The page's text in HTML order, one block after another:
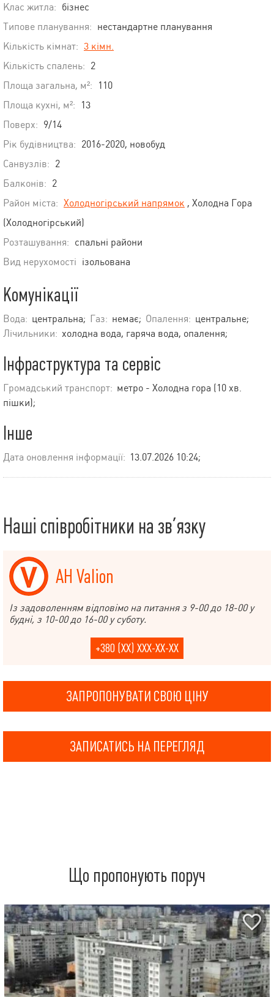
Клас житла: бізнес
Типове планування: нестандартне планування
Кількість кімнат: 3 кімн.
Кількість спалень: 2
Площа загальна, м²:
110
Площа кухні, м²:
13
Поверх: 9/14
Рік будівництва: 2016-2020, новобуд
Санвузлів: 2
Балконів: 2
Район міста: Холодногірський напрямок , Холодна Гора
(Холодногірський)
Розташування: спальні райони
Вид нерухомості ізольована
Комунікації
Вода: центральна; Газ: немає; Опалення: центральне;
Лічильники: холодна вода, гаряча вода, опалення;
Інфраструктура та сервіс
Громадський транспорт: метро - Холодна гора (10 хв.
пішки);
Інше
Дата оновлення інформації: 13.07.2026 10:24;
Наші співробітники на зв’язку
АН Valion
Із задоволенням відповімо на питання з 9-00 до 18-00 у
будні, з 10-00 до 16-00 у суботу.
+380 (XX) XXX-XX-XX
ЗАПРОПОНУВАТИ СВОЮ ЦІНУ
ЗАПИСАТИСЬ НА ПЕРЕГЛЯД
Що пропонують поруч